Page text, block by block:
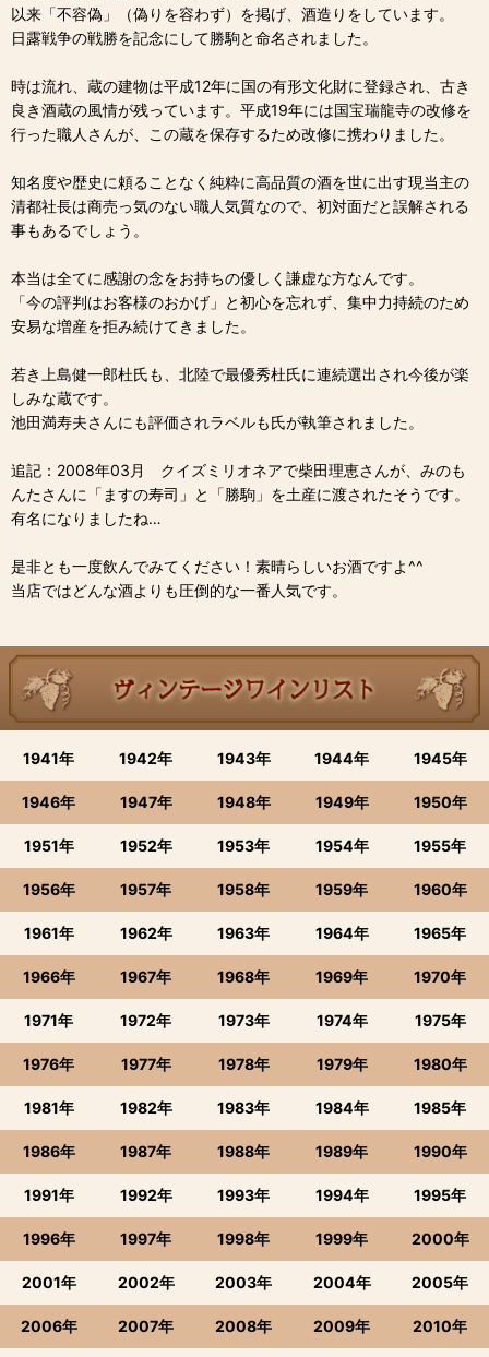
以来「不容偽」（偽りを容わず）を掲げ、酒造りをしています。
日露戦争の戦勝を記念にして勝駒と命名されました。
時は流れ、蔵の建物は平成12年に国の有形文化財に登録され、古き
良き酒蔵の風情が残っています。平成19年には国宝瑞龍寺の改修を
行った職人さんが、この蔵を保存するため改修に携わりました。
知名度や歴史に頼ることなく純粋に高品質の酒を世に出す現当主の
清都社長は商売っ気のない職人気質なので、初対面だと誤解される
事もあるでしょう。
本当は全てに感謝の念をお持ちの優しく謙虚な方なんです。
「今の評判はお客様のおかげ」と初心を忘れず、集中力持続のため
安易な増産を拒み続けてきました。
若き上島健一郎杜氏も、北陸で最優秀杜氏に連続選出され今後が楽
しみな蔵です。
池田満寿夫さんにも評価されラベルも氏が執筆されました。
追記：2008年03月 クイズミリオネアで柴田理恵さんが、みのも
んたさんに「ますの寿司」と「勝駒」を土産に渡されたそうです。
有名になりましたね…
是非とも一度飲んでみてください！素晴らしいお酒ですよ^^
当店ではどんな酒よりも圧倒的な一番人気です。
1941年 1942年 1943年 1944年 1945年
1946年 1947年 1948年 1949年 1950年
1951年 1952年 1953年 1954年 1955年
1956年 1957年 1958年 1959年 1960年
1961年 1962年 1963年 1964年 1965年
1966年 1967年 1968年 1969年 1970年
1971年 1972年 1973年 1974年 1975年
1976年 1977年 1978年 1979年 1980年
1981年 1982年 1983年 1984年 1985年
1986年 1987年 1988年 1989年 1990年
1991年 1992年 1993年 1994年 1995年
1996年 1997年 1998年 1999年 2000年
2001年 2002年 2003年 2004年 2005年
2006年 2007年 2008年 2009年 2010年